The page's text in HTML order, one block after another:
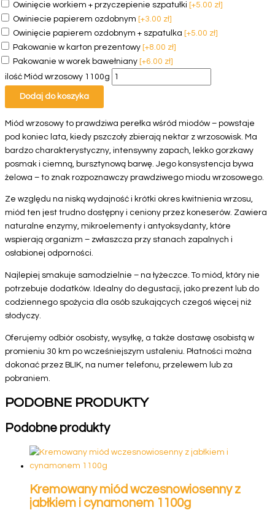
Owinięcie workiem + przyczepienie szpatułki [+5.00 zł]
Owiniecie papierem ozdobnym [+3.00 zł]
Owinięcie papierem ozdobnym + szpatulka [+5.00 zł]
Pakowanie w karton prezentowy [+8.00 zł]
Pakowanie w worek bawełniany [+6.00 zł]
ilość Miód wrzosowy 1100g
Dodaj do koszyka
Miód wrzosowy to prawdziwa perełka wśród miodów – powstaje
pod koniec lata, kiedy pszczoły zbierają nektar z wrzosowisk. Ma
bardzo charakterystyczny, intensywny zapach, lekko gorzkawy
posmak i ciemną, bursztynową barwę. Jego konsystencja bywa
żelowa – to znak rozpoznawczy prawdziwego miodu wrzosowego.
Ze względu na niską wydajność i krótki okres kwitnienia wrzosu,
miód ten jest trudno dostępny i ceniony przez koneserów. Zawiera
naturalne enzymy, mikroelementy i antyoksydanty, które
wspierają organizm – zwłaszcza przy stanach zapalnych i
osłabionej odporności.
Najlepiej smakuje samodzielnie – na łyżeczce. To miód, który nie
potrzebuje dodatków. Idealny do degustacji, jako prezent lub do
codziennego spożycia dla osób szukających czegoś więcej niż
słodyczy.
Oferujemy odbiór osobisty, wysyłkę, a także dostawę osobistą w
promieniu 30 km po wcześniejszym ustaleniu. Płatności można
dokonać przez BLIK, na numer telefonu, przelewem lub za
pobraniem.
PODOBNE PRODUKTY
Podobne produkty
Kremowany miód wczesnowiosenny z
jabłkiem i cynamonem 1100g